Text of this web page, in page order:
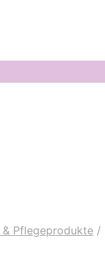
& Pflegeprodukte /